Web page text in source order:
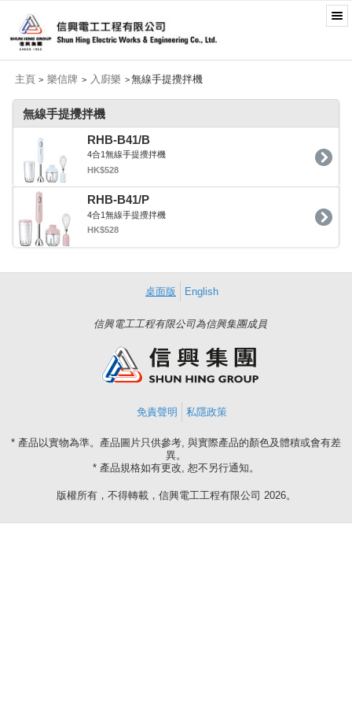
主頁 > 樂信牌 > 入廚樂 >無線手提攪拌機
無線手提攪拌機
RHB-B41/B
4合1無線手提攪拌機
HK$528
RHB-B41/P
4合1無線手提攪拌機
HK$528
桌面版 English
信興電工工程有限公司為信興集團成員
免責聲明 私隱政策
* 產品以實物為準。產品圖片只供參考, 與實際產品的顏色及體積或會有差
異。
* 產品規格如有更改, 恕不另行通知。
版權所有，不得轉載，信興電工工程有限公司 2026。